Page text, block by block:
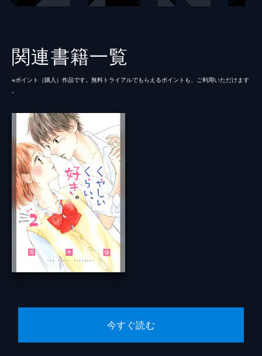
関連書籍一覧
※ポイント（購⼊）作品です。無料トライアルでもらえるポイントも、ご利⽤いただけます
今すぐ読む